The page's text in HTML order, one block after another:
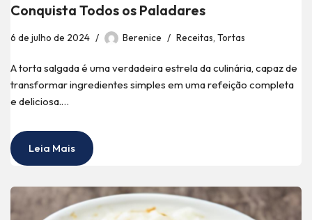
Conquista Todos os Paladares
6 de julho de 2024 Berenice Receitas, Tortas
A torta salgada é uma verdadeira estrela da culinária, capaz de
transformar ingredientes simples em uma refeição completa
e deliciosa.…
Leia Mais